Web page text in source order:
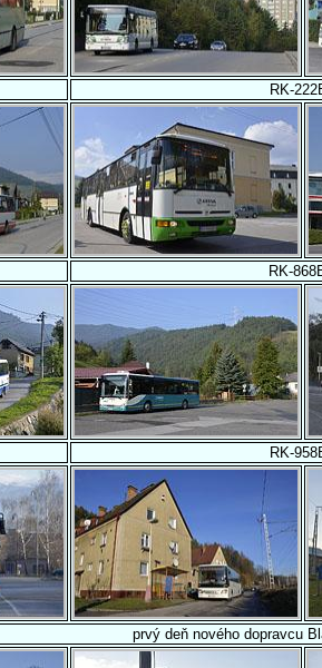
RK-
RK-
RK-
prvý deň nového dopravcu